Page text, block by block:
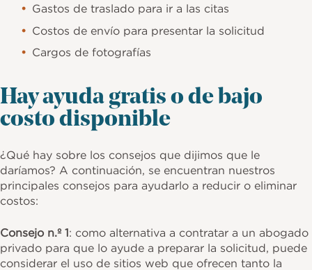
Gastos de traslado para ir a las citas
Costos de envío para presentar la solicitud
Cargos de fotografías
Hay ayuda gratis o de bajo
costo disponible
¿Qué hay sobre los consejos que dijimos que le
daríamos? A continuación, se encuentran nuestros
principales consejos para ayudarlo a reducir o eliminar
costos:
Consejo n.º 1: como alternativa a contratar a un abogado
privado para que lo ayude a preparar la solicitud, puede
considerar el uso de sitios web que ofrecen tanto la